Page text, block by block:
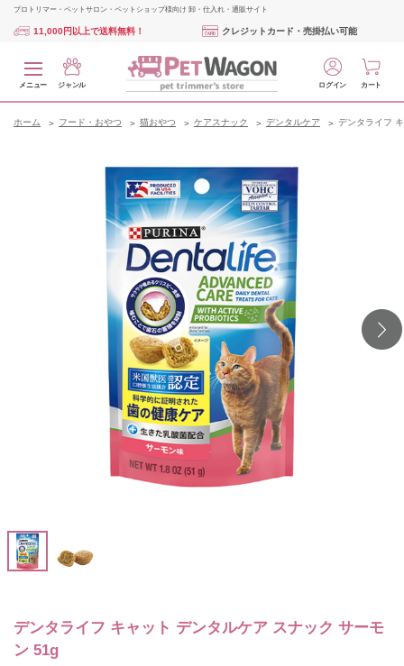
プロトリマー・ペットサロン・ペットショップ様向け 卸・仕入れ・通販サイト
11,000円以上で送料無料！ クレジットカード・売掛払い可能
メニュー ジャンル ログイン カート
ホーム フード・おやつ 猫おやつ ケアスナック デンタルケア デンタライフ
デンタライフ キャット デンタルケア スナック サーモ
ン 51g